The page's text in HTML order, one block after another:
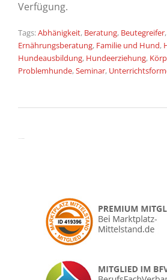
Verfügung.
Tags:Abhänigkeit, Beratung, Beutegreifer,
Ernährungsberatung, Familie und Hund,
Hundeausbildung, Hundeerziehung,
Problemhunde,Seminar,